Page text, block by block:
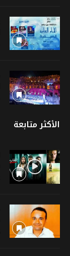
الأكثر متابعة